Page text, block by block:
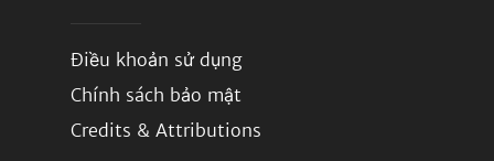
Điều khoản sử dụng
Chính sách bảo mật
Credits & Attributions